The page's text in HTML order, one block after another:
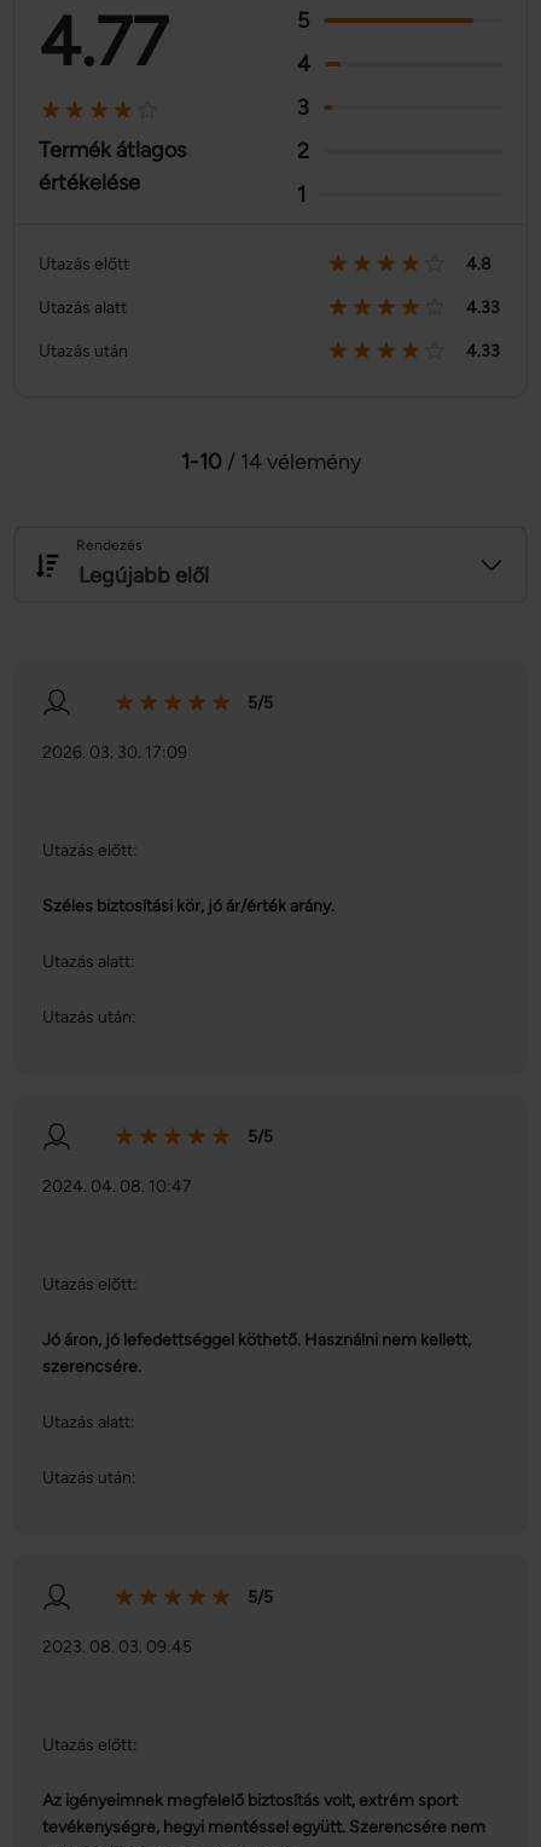
4.77
Termék átlagos
értékelése
5
4
3
2
1
Utazás előtt 4.8
Utazás alatt 4.33
Utazás után 4.33
1-10 / 14 vélemény
Legújabb elől
Rendezés
5/5
2026. 03. 30. 17:09
Utazás előtt:
Széles biztosítási kör, jó ár/érték arány.
Utazás alatt:
Utazás után:
5/5
2024. 04. 08. 10:47
Utazás előtt:
Jó áron, jó lefedettséggel köthető. Használni nem kellett,
szerencsére.
Utazás alatt:
Utazás után:
5/5
2023. 08. 03. 09:45
Utazás előtt:
Az igényeimnek megfelelő biztosítás volt, extrém sport
tevékenységre, hegyi mentéssel együtt. Szerencsére nem